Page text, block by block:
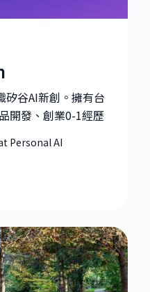
Designer at Personal
矽谷AI新創。擁有台
開發、創業0-1經歷
Personal AI